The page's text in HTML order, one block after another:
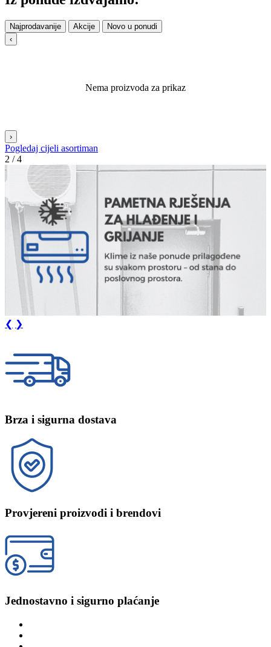
Najprodavanije Akcije
Novo u ponudi
‹
Nema proizvoda za prikaz
›
Pogledaj cijeli asortiman
3 / 4
❮ ❯
Brza i sigurna dostava
Provjereni proizvodi i brendovi
Jednostavno i sigurno plaćanje